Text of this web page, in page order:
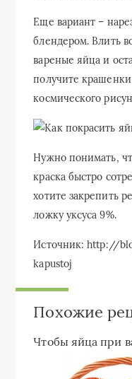
Еще вариант –
блендером. Влить
вареные яйца и
получите крашенки
космического
Нужно понимать,
краска быстро
хотите закрепить
ложку уксуса 9%.
Источник: http://
kapustoj
Похожие
Чтобы яйца при